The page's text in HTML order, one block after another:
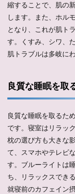
縮することで、肌の
します。また、ホル
となり、これが肌ト
す。くすみ、シワ、
肌トラブルは多岐に
良質な睡眠を取
良質な睡眠を取るた
です。寝室はリラッ
枕の選び方も大きな
て、スマホやテレビ
す。ブルーライトは
ち、リラックスでき
就寝前のカフェイン